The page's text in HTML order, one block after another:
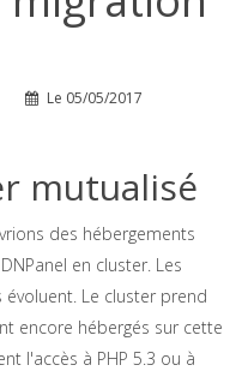
Le 05/05/2017
mutualisé
des hébergements
en cluster. Les
Le cluster prend
encore hébergés sur cette
l'accès à PHP 5.3 ou à